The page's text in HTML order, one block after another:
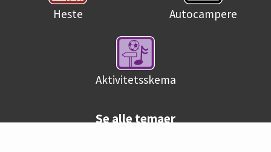
Heste Autocampere
Aktivitetsskema
Se alle temaer